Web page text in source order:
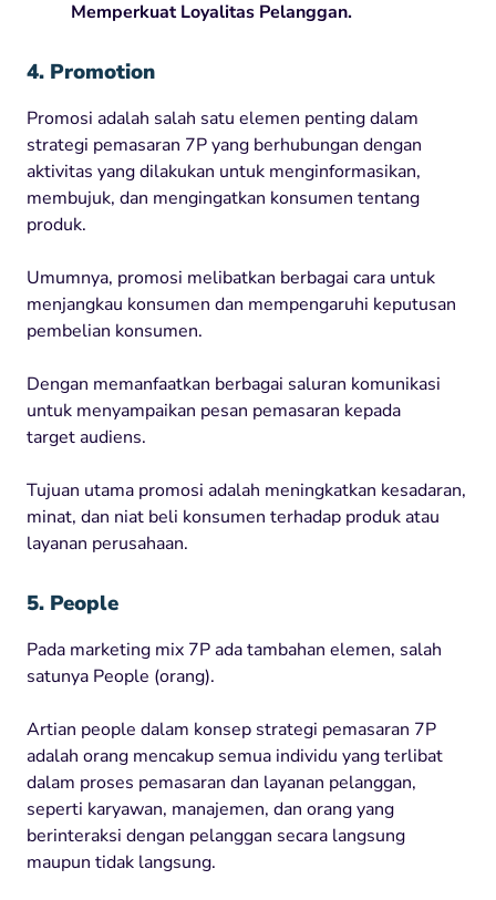
Memperkuat Loyalitas Pelanggan.
4. Promotion
Promosi adalah salah satu elemen penting dalam
strategi pemasaran 7P yang berhubungan dengan
aktivitas yang dilakukan untuk menginformasikan,
membujuk, dan mengingatkan konsumen tentang
produk.
Umumnya, promosi melibatkan berbagai cara untuk
menjangkau konsumen dan mempengaruhi keputusan
pembelian konsumen.
Dengan memanfaatkan berbagai saluran komunikasi
untuk menyampaikan pesan pemasaran kepada
target audiens.
Tujuan utama promosi adalah meningkatkan kesadaran,
minat, dan niat beli konsumen terhadap produk atau
layanan perusahaan.
5. People
Pada marketing mix 7P ada tambahan elemen, salah
satunya People (orang).
Artian people dalam konsep strategi pemasaran 7P
adalah orang mencakup semua individu yang terlibat
dalam proses pemasaran dan layanan pelanggan,
seperti karyawan, manajemen, dan orang yang
berinteraksi dengan pelanggan secara langsung
maupun tidak langsung.